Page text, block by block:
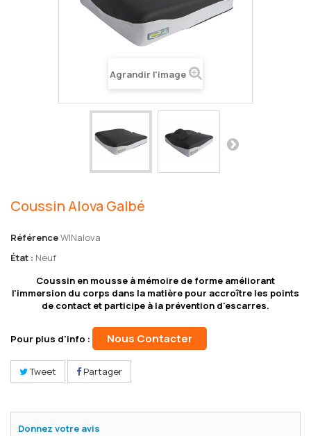
Agrandir l'image
Coussin Alova Galbé
RéférenceWINalova
État : Neuf
Coussin en mousse à mémoire de forme améliorant
l'immersion du corps dans la matière pour accroître les points
de contact et participe à la prévention d'escarres.
Pour plus d'info : Nous Contacter
Tweet Partager
Donnez votre avis